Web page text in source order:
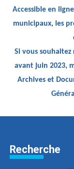
Accessible en
municipaux, les
Si vous
avant juin 2023,
Archives et
Recherche